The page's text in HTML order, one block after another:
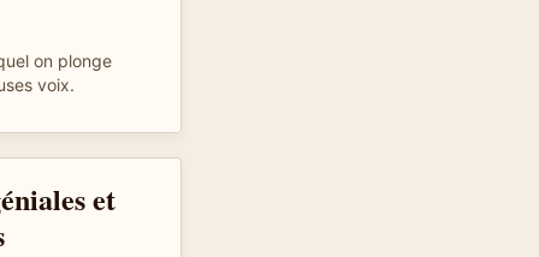
on plonge
voix.
et